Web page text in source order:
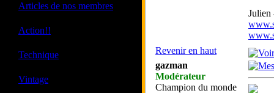
Articles de nos membres
Action!!
Technique
Vintage
Revenir en haut
gazman
Modérateur
Champion du monde